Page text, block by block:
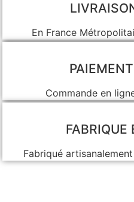
En France
Commande en
FABRIQUE
Fabriqué